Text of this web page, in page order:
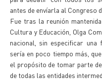
antes de envíarla al Congreso
Fue tras la reunión
Cultura y Educación, Olga
nacional, sin especificar una
sería en poco tiempo más,
el propósito de tomar parte
de todas las entidades